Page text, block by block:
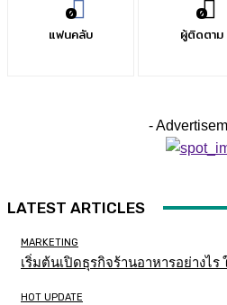
0
แฟนคลับ
0
ผู้ติดตาม
-
LATEST ARTICLES
MARKETING
เริ่มต้นเปิดธุรกิจร้านอาหารอย่างไ
HOT UPDATE